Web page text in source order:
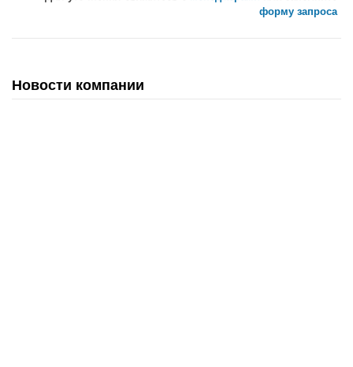
форму запроса
Новости компании